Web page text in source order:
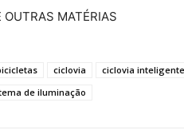
OUTRAS MATÉRIAS
ciclovia ciclovia inteligente
de iluminação